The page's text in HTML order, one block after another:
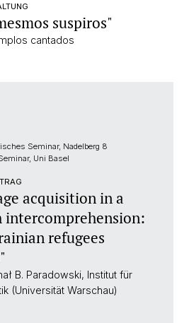
suspiros"
cantados
Seminar, Nadelberg 8
Uni Basel
acquisition in a
refugees
B. Paradowski, Institut für
(Universität Warschau)